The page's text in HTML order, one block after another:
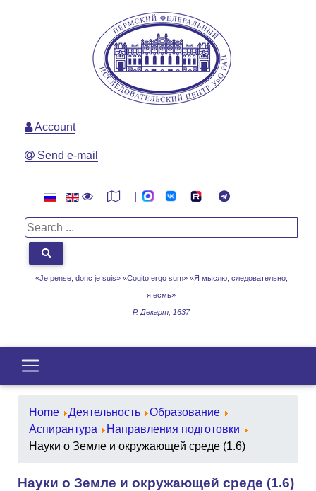
«Je pense, donc je suis» «Cogito ergo sum» «Я мыслю, следовательно,
я есмь»
Р. Декарт, 1637
Account
Send e-mail
Home Деятельность
Образование
Аспирантура
Направления подготовки
Науки о Земле и окружающей среде (1.6)
Науки о Земле и окружающей среде (1.6)